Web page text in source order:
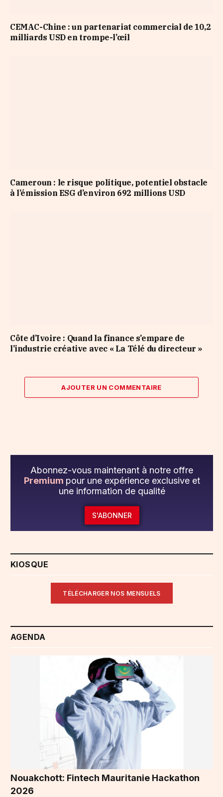
CEMAC-Chine : un partenariat commercial de 10,2
milliards USD en trompe-l’œil
Cameroun : le risque politique, potentiel obstacle
à l’émission ESG d’environ 692 millions USD
Côte d’Ivoire : Quand la finance s’empare de
l’industrie créative avec « La Télé du directeur »
AJOUTER UN COMMENTAIRE
Abonnez-vous maintenant à notre offre
Premium pour une expérience exclusive et
une information de qualité
S'ABONNER
KIOSQUE
TÉLÉCHARGER NOS MENSUELS
AGENDA
Nouakchott: Fintech Mauritanie Hackathon
2026